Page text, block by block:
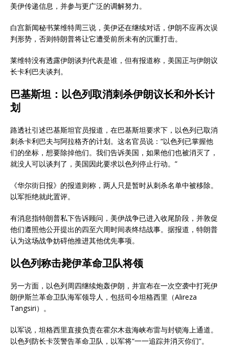
美伊传递信息，并参与更广泛的调解努力。
白宫新闻秘书莱维特周三说，美伊还在继续对话，伊朗不应再次误
判形势，否则特朗普将让它遭受前所未有的沉重打击。
莱维特没有透露伊朗谈判代表是谁，但有报道称，美国正与伊朗议
长卡利巴夫谈判。
巴基斯坦：以色列取消刺杀伊朗议长和外长计
划
路透社引述巴基斯坦官员报道，在巴基斯坦要求下，以色列已取消
刺杀卡利巴夫与阿拉格齐的计划。这名官员说：“以色列已掌握他
们的坐标，想要除掉他们。我们告诉美国，如果他们也被消灭了，
就没人可以谈判了，美国因此要求以色列停止行动。”
《华尔街日报》的报道则称，两人只是暂时从刺杀名单中被移除。
以军拒绝就此置评。
有消息指特朗普私下告诉顾问，美伊战争已进入收尾阶段，并敦促
他们遵照他公开提出的四至六周时间表终结战事。据报道，特朗普
认为这场战争妨碍他推进其他优先事项。
以色列称击毙伊革命卫队将领
另一方面，以色列周四继续炮轰伊朗，并宣布在一次空袭中打死伊
朗伊斯兰革命卫队海军领导人，包括司令坦格西里（Alireza
Tangsiri）。
以军说，坦格西里直接负责在霍尔木兹海峡布雷与封锁海上通道。
以色列防长卡茨警告革命卫队，以军将“一一追踪并消灭你们”。